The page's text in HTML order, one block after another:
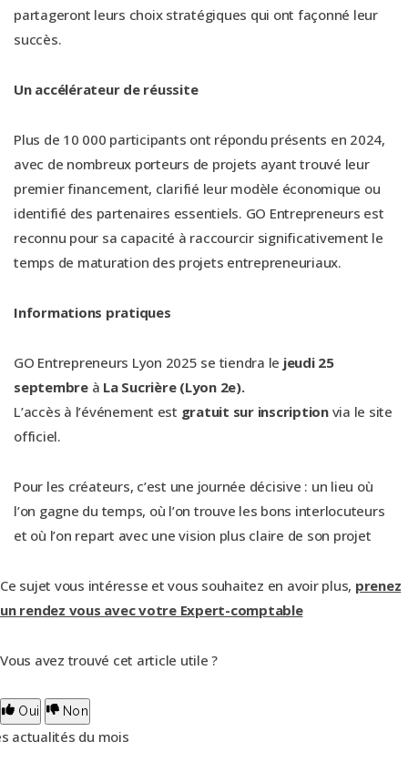
partageront leurs choix stratégiques qui ont façonné leur
succès.
Un accélérateur de réussite
Plus de 10 000 participants ont répondu présents en 2024,
avec de nombreux porteurs de projets ayant trouvé leur
premier financement, clarifié leur modèle économique ou
identifié des partenaires essentiels. GO Entrepreneurs est
reconnu pour sa capacité à raccourcir significativement le
temps de maturation des projets entrepreneuriaux.
Informations pratiques
GO Entrepreneurs Lyon 2025 se tiendra le jeudi 25
septembreà La Sucrière (Lyon 2e).
L’accès à l’événement est gratuit sur inscriptionvia le site
officiel.
Pour les créateurs, c’est une journée décisive : un lieu où
l’on gagne du temps, où l’on trouve les bons interlocuteurs
et où l’on repart avec une vision plus claire de son projet
Ce sujet vous intéresse et vous souhaitez en avoir plus, prenez
un rendez vous avec votre Expert-comptable
Vous avez trouvé cet article utile ?
Oui Non
actualités du mois